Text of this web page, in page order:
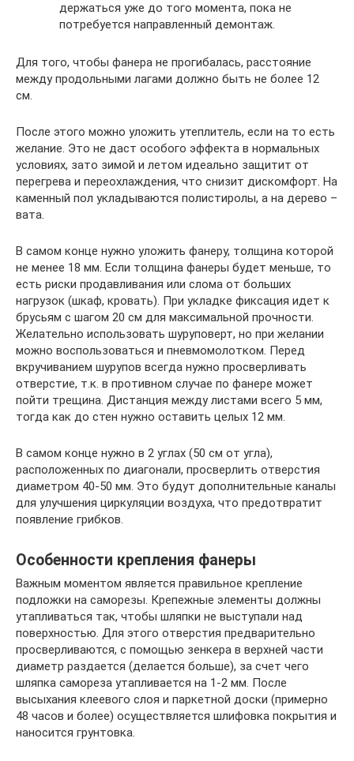
держаться уже до того момента, пока не
потребуется направленный демонтаж.
Для того, чтобы фанера не прогибалась, расстояние
между продольными лагами должно быть не более 12
см.
После этого можно уложить утеплитель, если на то есть
желание. Это не даст особого эффекта в нормальных
условиях, зато зимой и летом идеально защитит от
перегрева и переохлаждения, что снизит дискомфорт. На
каменный пол укладываются полистиролы, а на дерево –
вата.
В самом конце нужно уложить фанеру, толщина которой
не менее 18 мм. Если толщина фанеры будет меньше, то
есть риски продавливания или слома от больших
нагрузок (шкаф, кровать). При укладке фиксация идет к
брусьям с шагом 20 см для максимальной прочности.
Желательно использовать шуруповерт, но при желании
можно воспользоваться и пневмомолотком. Перед
вкручиванием шурупов всегда нужно просверливать
отверстие, т.к. в противном случае по фанере может
пойти трещина. Дистанция между листами всего 5 мм,
тогда как до стен нужно оставить целых 12 мм.
В самом конце нужно в 2 углах (50 см от угла),
расположенных по диагонали, просверлить отверстия
диаметром 40-50 мм. Это будут дополнительные каналы
для улучшения циркуляции воздуха, что предотвратит
появление грибков.
Особенности крепления фанеры
Важным моментом является правильное крепление
подложки на саморезы. Крепежные элементы должны
утапливаться так, чтобы шляпки не выступали над
поверхностью. Для этого отверстия предварительно
просверливаются, с помощью зенкера в верхней части
диаметр раздается (делается больше), за счет чего
шляпка самореза утапливается на 1-2 мм. После
высыхания клеевого слоя и паркетной доски (примерно
48 часов и более) осуществляется шлифовка покрытия и
наносится грунтовка.